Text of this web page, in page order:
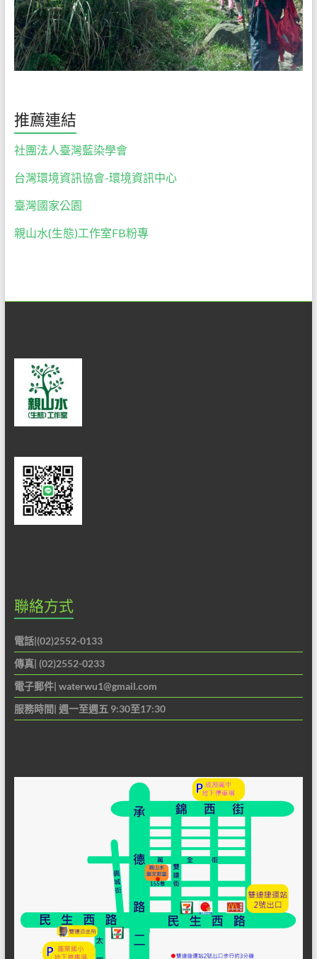
做
最
佳
的
服
務。
推薦連結
社團法人臺灣藍染學會
台灣環境資訊協會-環境資訊中心
臺灣國家公園
親山水(生態)工作室FB粉專
聯絡方式
電話|(02)2552-0133
傳真| (02)2552-0233
電子郵件| waterwu1@gmail.com
服務時間| 週一至週五 9:30至17:30